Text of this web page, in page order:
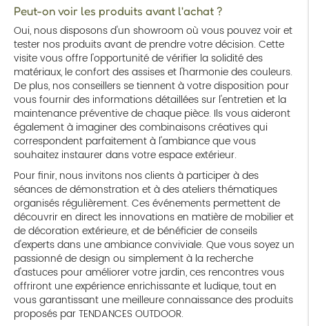
Peut-on voir les produits avant l'achat ?
Oui, nous disposons d'un showroom où vous pouvez voir et
tester nos produits avant de prendre votre décision. Cette
visite vous offre l'opportunité de vérifier la solidité des
matériaux, le confort des assises et l'harmonie des couleurs.
De plus, nos conseillers se tiennent à votre disposition pour
vous fournir des informations détaillées sur l'entretien et la
maintenance préventive de chaque pièce. Ils vous aideront
également à imaginer des combinaisons créatives qui
correspondent parfaitement à l'ambiance que vous
souhaitez instaurer dans votre espace extérieur.
Pour finir, nous invitons nos clients à participer à des
séances de démonstration et à des ateliers thématiques
organisés régulièrement. Ces événements permettent de
découvrir en direct les innovations en matière de mobilier et
de décoration extérieure, et de bénéficier de conseils
d'experts dans une ambiance conviviale. Que vous soyez un
passionné de design ou simplement à la recherche
d'astuces pour améliorer votre jardin, ces rencontres vous
offriront une expérience enrichissante et ludique, tout en
vous garantissant une meilleure connaissance des produits
proposés par TENDANCES OUTDOOR.